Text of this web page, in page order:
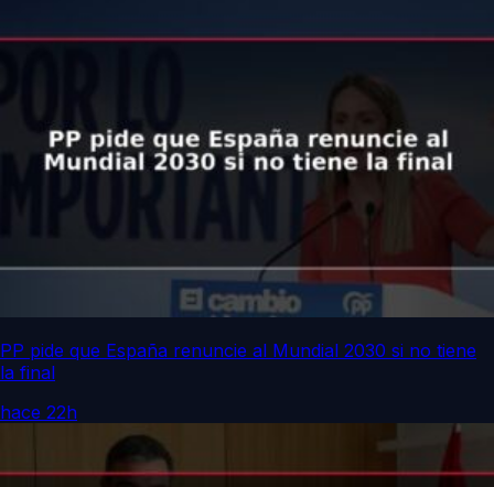
PP pide que España renuncie al Mundial 2030 si no tiene
la final
hace 22h